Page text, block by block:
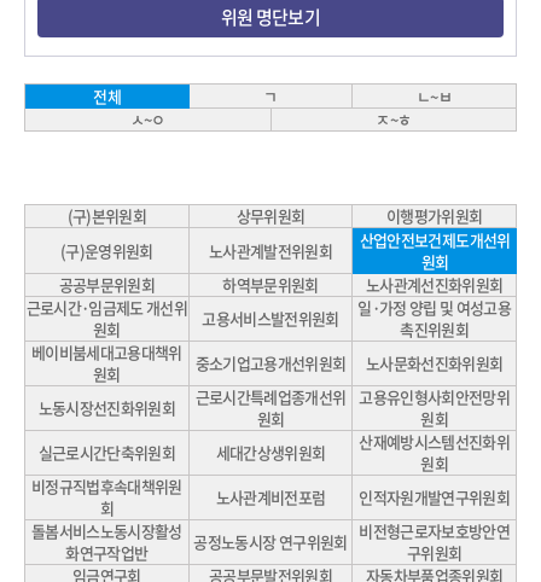
위원 명단보기
전체 ㄱ
ㄴ~ㅂ
ㅅ~ㅇ
ㅈ~ㅎ
(구)본위원회 상무위원회
이행평가위원회
(구)운영위원회
노사관계발전위원회
산업안전보건제도개선위
원회
공공부문위원회
하역부문위원회
노사관계선진화위원회
근로시간·임금제도 개선위
원회
고용서비스발전위원회
일·가정 양립 및 여성고용
촉진위원회
베이비붐세대고용대책위
원회
중소기업고용개선위원회
노사문화선진화위원회
노동시장선진화위원회
근로시간특례업종개선위
원회
고용유인형사회안전망위
원회
실근로시간단축위원회
세대간상생위원회
산재예방시스템선진화위
원회
비정규직법후속대책위원
회
노사관계비전포럼
인적자원개발연구위원회
돌봄서비스노동시장활성
화연구작업반
공정노동시장 연구위원회 비전형근로자보호방안연
구위원회
임금연구회
공공부문발전위원회
자동차부품업종위원회